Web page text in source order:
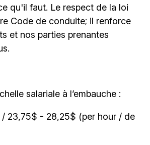
qu'il faut. Le respect de la loi
Code de conduite; il renforce
et nos parties prenantes
salariale à l’embauche :
23,75$ - 28,25$ (per hour / de